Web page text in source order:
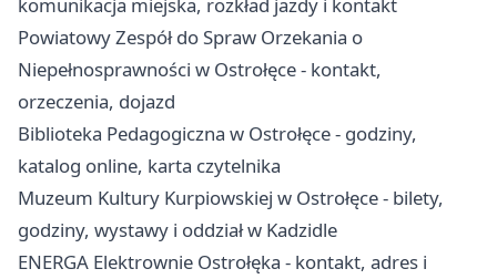
Powiatowy Zespół do Spraw Orzekania o
Niepełnosprawności w Ostrołęce - kontakt,
orzeczenia, dojazd
Biblioteka Pedagogiczna w Ostrołęce - godziny,
katalog online, karta czytelnika
Muzeum Kultury Kurpiowskiej w Ostrołęce - bilety,
godziny, wystawy i oddział w Kadzidle
ENERGA Elektrownie Ostrołęka - kontakt, adres i